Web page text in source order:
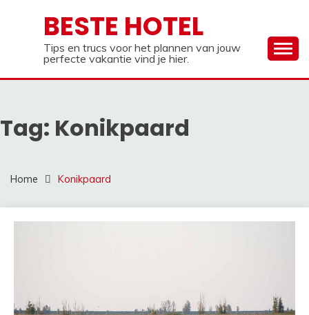
BESTE HOTEL
Tips en trucs voor het plannen van jouw
perfecte vakantie vind je hier.
Tag: Konikpaard
Home Konikpaard